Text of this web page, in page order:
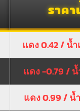
ราคา
แดง 0.42 / น้
แดง -0.79 / น้
แดง 0.99 / น้